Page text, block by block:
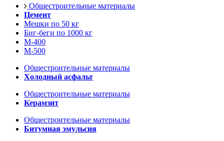
Общестроительные материалы
Цемент
Мешки по 50 кг
Биг-беги по 1000 кг
М-400
М-500
Общестроительные материалы
Холодный асфальт
Общестроительные материалы
Керамзит
Общестроительные материалы
Битумная эмульсия